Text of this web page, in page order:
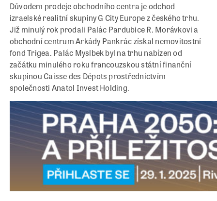
Důvodem prodeje obchodního centra je odchod
izraelské realitní skupiny G City Europe z českého trhu.
Již minulý rok prodali Palác Pardubice R. Morávkovi a
obchodní centrum Arkády Pankrác získal nemovitostní
fond Trigea. Palác Myslbek byl na trhu nabízen od
začátku minulého roku francouzskou státní finanční
skupinou Caisse des Dépots prostřednictvím
společnosti Anatol Invest Holding.